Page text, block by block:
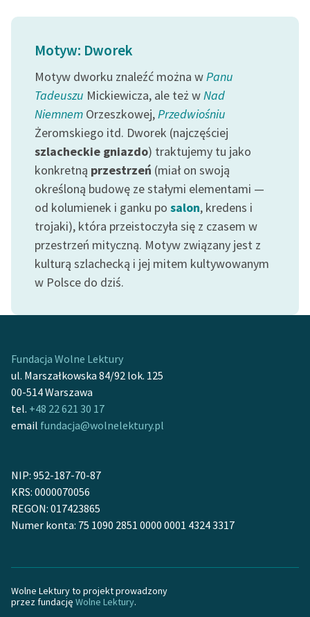
twórców przechodzących
lektur szkolnych oraz
Starego Testamentu
Odkurzamy bohaterów
Szkoła Poezji Wolnych
Lektur
Kontakt
O projekcie
Zespół
Wolnych Lektur
Logotypy
Materiały promocyjne
Polityka prywatności
Dane fundacji i
sprawozdania finansowe
Deklaracja dostępności
Motyw: Dworek
Motyw dworku znaleźć można wPanu
Tadeuszu Mickiewicza, ale też wNad
Niemnem Orzeszkowej,Przedwiośniu
Żeromskiego itd. Dworek (najczęściej
szlacheckie gniazdo) traktujemy tu jako
konkretną przestrzeń (miał on swoją
określoną budowę ze stałymi elementami —
od kolumienek i ganku po salon, kredens i
trojaki), która przeistoczyła się z czasem w
przestrzeń mityczną. Motyw związany jest z
kulturą szlachecką i jej mitem kultywowanym
w Polsce do dziś.
Fundacja Wolne Lektury
ul. Marszałkowska 84/92 lok. 125
00-514 Warszawa
tel. +48 22 621 30 17
email fundacja@wolnelektury.pl
NIP: 952-187-70-87
KRS: 0000070056
REGON: 017423865
Numer konta: 75 1090 2851 0000 0001 4324 3317
Wolne Lektury to projekt prowadzony
przez fundację Wolne Lektury.